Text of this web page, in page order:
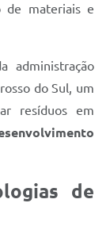
de materiais e
administração
do Sul, um
resíduos em
de